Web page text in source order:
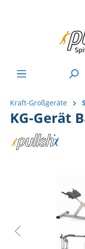
Kraft-Großgeräte
KG-Gerät